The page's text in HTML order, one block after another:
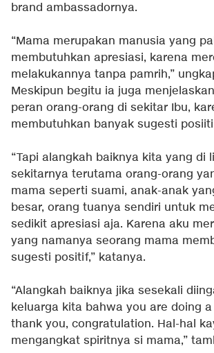
brand ambassadornya.
“Mama merupakan manusia yang
membutuhkan apresiasi, karena
melakukannya tanpa pamrih,”
Meskipun begitu ia juga
peran orang-orang di sekitar Ibu,
membutuhkan banyak sugesti
“Tapi alangkah baiknya kita yang di
sekitarnya terutama orang-orang
mama seperti suami, anak-anak
besar, orang tuanya sendiri untuk
sedikit apresiasi aja. Karena aku
yang namanya seorang mama
sugesti positif,” katanya.
“Alangkah baiknya jika sesekali
keluarga kita bahwa you are doing
thank you, congratulation. Hal-hal
mengangkat spiritnya si mama,”